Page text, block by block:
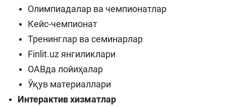
Олимпиадалар ва чемпионатлар
Кейс-чемпионат
Тренинглар ва семинарлар
Finlit.uz янгиликлари
ОАВда лойиҳалар
Ўқув материаллари
Интерактив хизматлар